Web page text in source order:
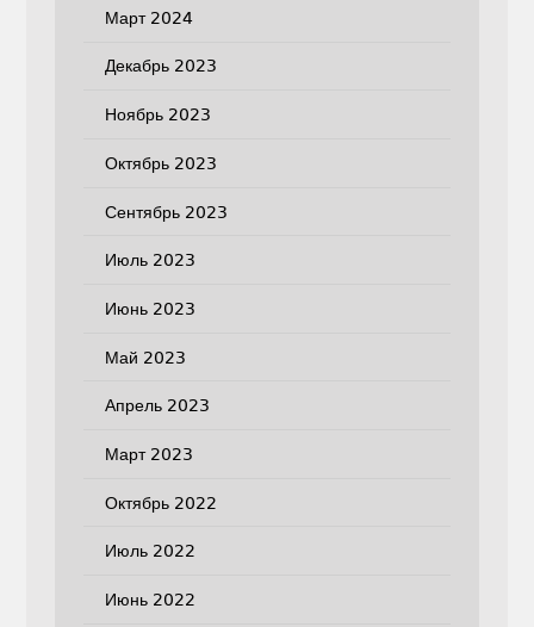
Март 2024
Декабрь 2023
Ноябрь 2023
Октябрь 2023
Сентябрь 2023
Июль 2023
Июнь 2023
Май 2023
Апрель 2023
Март 2023
Октябрь 2022
Июль 2022
Июнь 2022